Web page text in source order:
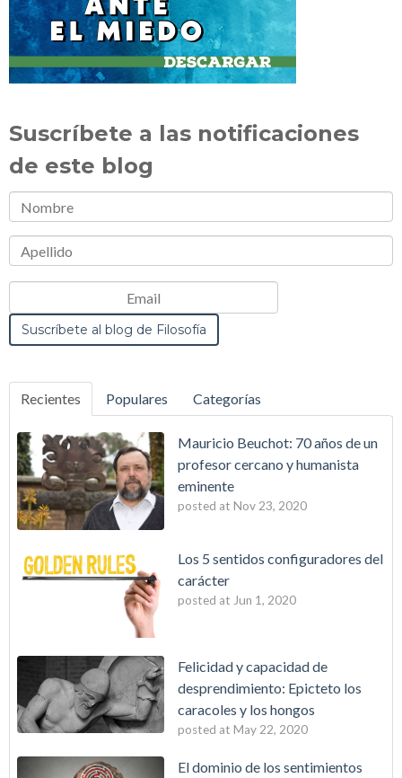
Suscríbete a las notificaciones
de este blog
Recientes Populares Categorías
Mauricio Beuchot: 70 años de un
profesor cercano y humanista
eminente
posted at Nov 23, 2020
Los 5 sentidos configuradores del
carácter
posted at Jun 1, 2020
Felicidad y capacidad de
desprendimiento: Epicteto los
caracoles y los hongos
posted at May 22, 2020
El dominio de los sentimientos